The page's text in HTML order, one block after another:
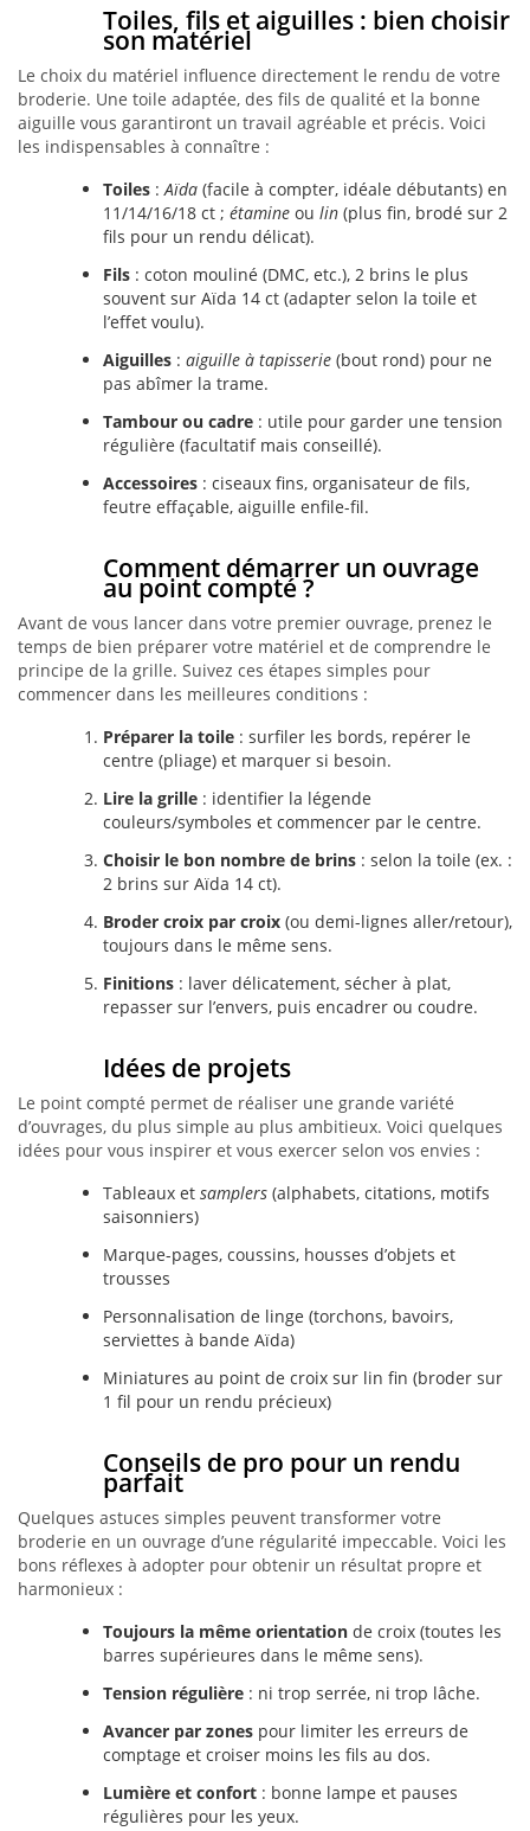
Toiles, fils et aiguilles : bien choisir
son matériel
Le choix du matériel influence directement le rendu de votre
broderie. Une toile adaptée, des fils de qualité et la bonne
aiguille vous garantiront un travail agréable et précis. Voici
les indispensables à connaître :
Toiles :Aïda (facile à compter, idéale débutants) en
11/14/16/18 ct ; étamine ou lin (plus fin, brodé sur 2
fils pour un rendu délicat).
Fils : coton mouliné (DMC, etc.), 2 brins le plus
souvent sur Aïda 14 ct (adapter selon la toile et
l’effet voulu).
Aiguilles : aiguille à tapisserie (bout rond) pour ne
pas abîmer la trame.
Tambour ou cadre : utile pour garder une tension
régulière (facultatif mais conseillé).
Accessoires : ciseaux fins, organisateur de fils,
feutre effaçable, aiguille enfile-fil.
Comment démarrer un ouvrage
au point compté ?
Avant de vous lancer dans votre premier ouvrage, prenez le
temps de bien préparer votre matériel et de comprendre le
principe de la grille. Suivez ces étapes simples pour
commencer dans les meilleures conditions :
Préparer la toile : surfiler les bords, repérer le
centre (pliage) et marquer si besoin.
Lire la grille : identifier la légende
couleurs/symboles et commencer par le centre.
Choisir le bon nombre de brins : selon la toile (ex. :
2 brins sur Aïda 14 ct).
Broder croix par croix (ou demi-lignes aller/retour),
toujours dans le même sens.
Finitions : laver délicatement, sécher à plat,
repasser sur l’envers, puis encadrer ou coudre.
Idées de projets
Le point compté permet de réaliser une grande variété
d’ouvrages, du plus simple au plus ambitieux. Voici quelques
idées pour vous inspirer et vous exercer selon vos envies :
Tableaux et samplers (alphabets, citations, motifs
saisonniers)
Marque-pages, coussins, housses d’objets et
trousses
Personnalisation de linge (torchons, bavoirs,
serviettes à bande Aïda)
Miniatures au point de croix sur lin fin (broder sur
1 fil pour un rendu précieux)
Conseils de pro pour un rendu
parfait
Quelques astuces simples peuvent transformer votre
broderie en un ouvrage d’une régularité impeccable. Voici les
bons réflexes à adopter pour obtenir un résultat propre et
harmonieux :
Toujours la même orientation de croix (toutes les
barres supérieures dans le même sens).
Tension régulière : ni trop serrée, ni trop lâche.
Avancer par zones pour limiter les erreurs de
comptage et croiser moins les fils au dos.
Lumière et confort : bonne lampe et pauses
régulières pour les yeux.